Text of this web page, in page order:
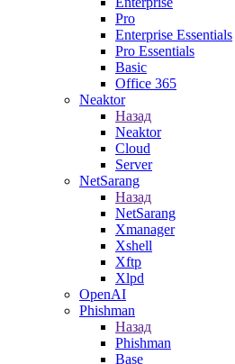
Pro
Enterprise Essentials
Pro Essentials
Basic
Office 365
Neaktor
Назад
Neaktor
Cloud
Server
NetSarang
Назад
NetSarang
Xmanager
Xshell
Xftp
Xlpd
OpenAI
Phishman
Назад
Phishman
Base